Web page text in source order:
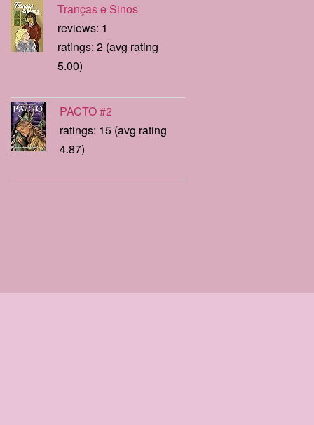
Tranças e Sinos
reviews: 1
ratings: 2 (avg rating
5.00)
PACTO #2
ratings: 15 (avg rating
4.87)